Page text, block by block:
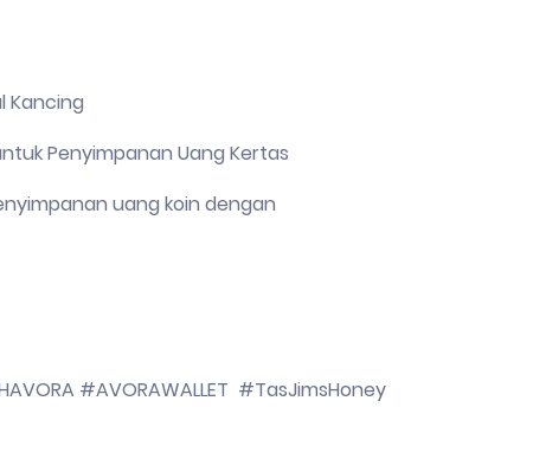
Kancing
Penyimpanan Uang Kertas
uang koin dengan
#AVORAWALLET #TasJimsHoney